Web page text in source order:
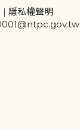
| 隱私權聲明